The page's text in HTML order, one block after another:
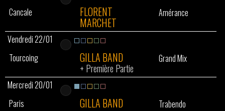
Cancale
FLORENT
MARCHET
Amérance
Vendredi 22/01
Tourcoing
GILLA BAND
+ Première Partie
Grand Mix
Mercredi 20/01
Paris
GILLA BAND
Trabendo